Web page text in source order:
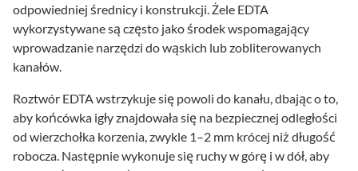
odpowiedniej średnicy i konstrukcji. Żele EDTA
wykorzystywane są często jako środek wspomagający
wprowadzanie narzędzi do wąskich lub zobliterowanych
kanałów.
Roztwór EDTA wstrzykuje się powoli do kanału, dbając o to,
aby końcówka igły znajdowała się na bezpiecznej odległości
od wierzchołka korzenia, zwykle 1–2 mm krócej niż długość
robocza. Następnie wykonuje się ruchy w górę i w dół, aby